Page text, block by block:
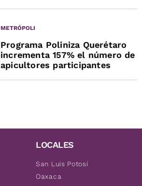
METRÓPOLI
Programa Poliniza Querétaro
incrementa 157% el número de
apicultores participantes
LOCALES
San Luis Potosí
Oaxaca